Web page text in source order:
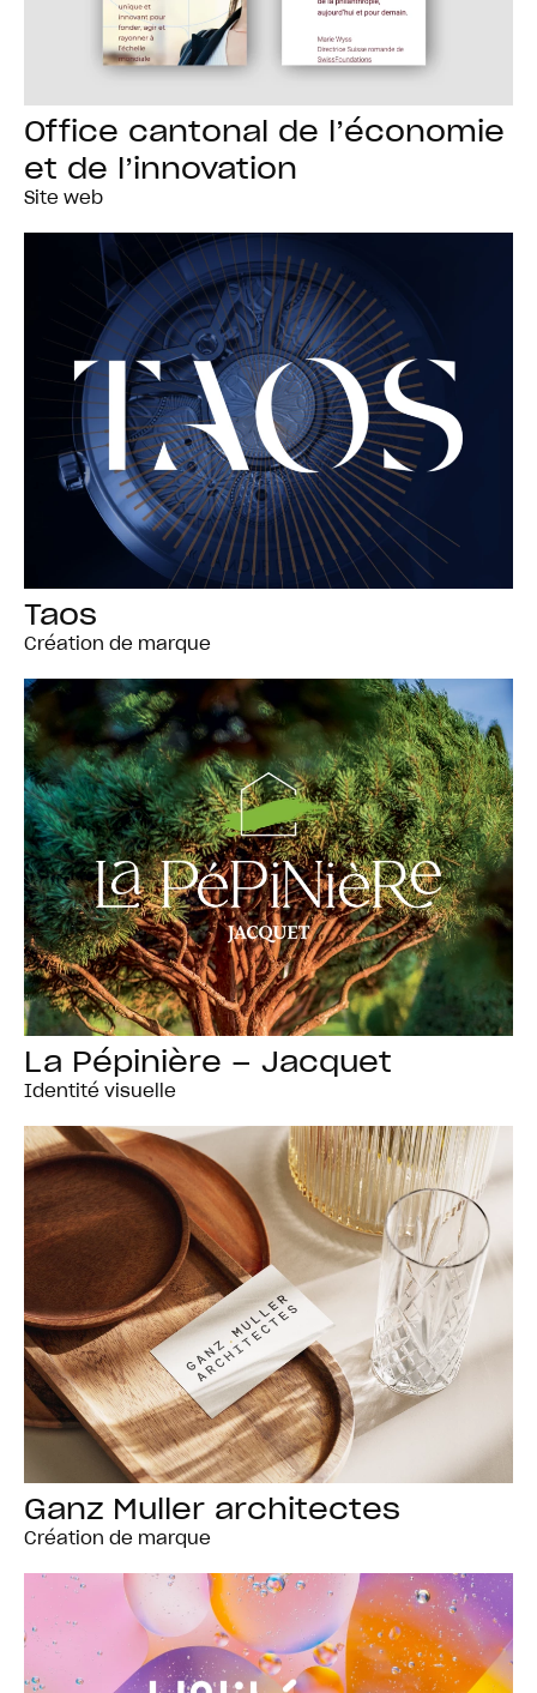
Office cantonal de l’économie
et de l’innovation
Site web
Taos
Création de marque
La Pépinière – Jacquet
Identité visuelle
Ganz Muller architectes
Création de marque